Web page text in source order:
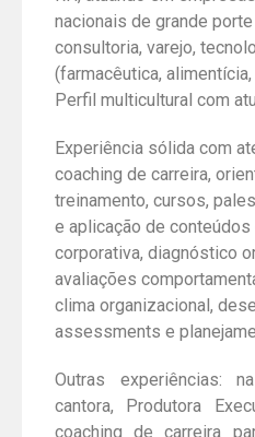
nacionais de grande
consultoria, varejo,
(farmacêutica,
Perfil multicultural com
Experiência sólida com
coaching de carreira,
treinamento, cursos,
e aplicação de conteúdos
corporativa, diagnóstico
avaliações
clima organizacional,
assessments e
Outras experiências:
cantora, Produtora
coaching de carreira